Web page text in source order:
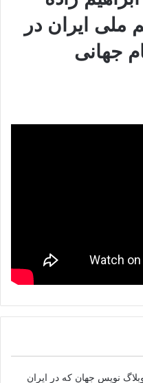
ملی ایران در
جهانی
نویس جهان که در ایران